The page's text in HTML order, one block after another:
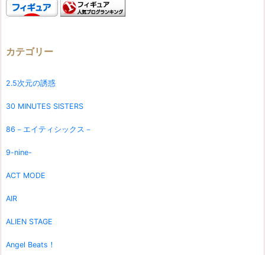
カテゴリー
2.5次元の誘惑
30 MINUTES SISTERS
86－エイティシックス－
9-nine-
ACT MODE
AIR
ALIEN STAGE
Angel Beats！